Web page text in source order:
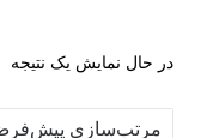
در حال نمایش یک نتیجه